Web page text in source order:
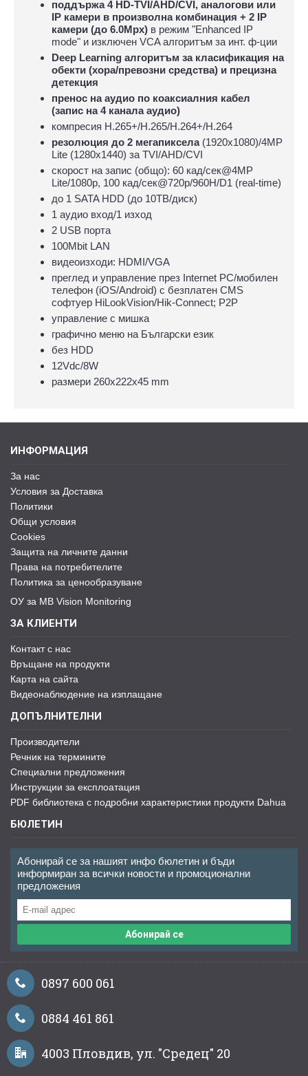
поддържа 4 HD-TVI/AHD/CVI, аналогови или
IP камери в произволна комбинация + 2 IP
камери (до 6.0Mpx) в режим "Enhanced IP
mode" и изключен VCA алгоритъм за инт. ф-ции
Deep Learning алгоритъм за класификация на
обекти (хора/превозни средства) и прецизна
детекция
пренос на аудио по коаксиалния кабел
(запис на 4 канала аудио)
компресия H.265+/H.265/H.264+/H.264
резолюция до 2 мегапиксела(1920x1080)/4MP
Lite (1280x1440) за TVI/AHD/CVI
скорост на запис (общо): 60 кад/сек@4MP
Lite/1080p, 100 кад/сек@720p/960H/D1 (real-time)
до 1 SATA HDD (до 10ТВ/диск)
1 аудио вход/1 изход
2 USB порта
100Mbit LAN
видеоизходи: HDMI/VGA
преглед и управление през Internet PC/мобилен
телефон (iOS/Android) с безплатен CMS
софтуер HiLookVision/Hik-Connect; P2P
управлeние с мишка
графично меню на Български език
без HDD
12Vdc/8W
размери 260х222х45 mm
ИНФОРМАЦИЯ
За нас
Условия за Доставка
Политики
Общи условия
Cookies
Защита на личните данни
Права на потребителите
Политика за ценообразуване
ОУ за MB Vision Monitoring
ЗА КЛИЕНТИ
Контакт с нас
Връщане на продукти
Карта на сайта
Видеонаблюдение на изплащане
ДОПЪЛНИТЕЛНИ
Производители
Речник на термините
Специални предложения
Инструкции за експлоатация
PDF библиотека с подробни характеристики продукти Dahua
БЮЛЕТИН
Абонирай се за нашият инфо бюлетин и бъди
информиран за всички новости и промоционални
предложения
Абонирай се
0897 600 061
0884 461 861
4003 Пловдив, ул. "Средец" 20